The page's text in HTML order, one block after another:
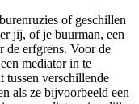
of geschillen
jij, of je buurman, een
de erfgrens. Voor de
mediator in te
tussen verschillende
als ze bijvoorbeeld een